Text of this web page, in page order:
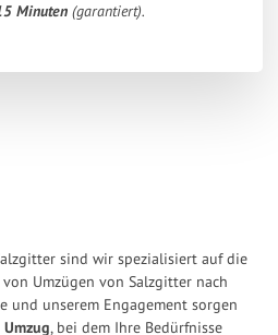
Minuten(garantiert).
sind wir spezialisiert auf die
Umzügen von Salzgitter nach
und unserem Engagement sorgen
, bei dem Ihre Bedürfnisse